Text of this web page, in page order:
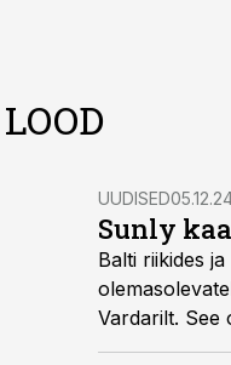
UUDISED
Sunly
Balti riikides
Vardarilt. See